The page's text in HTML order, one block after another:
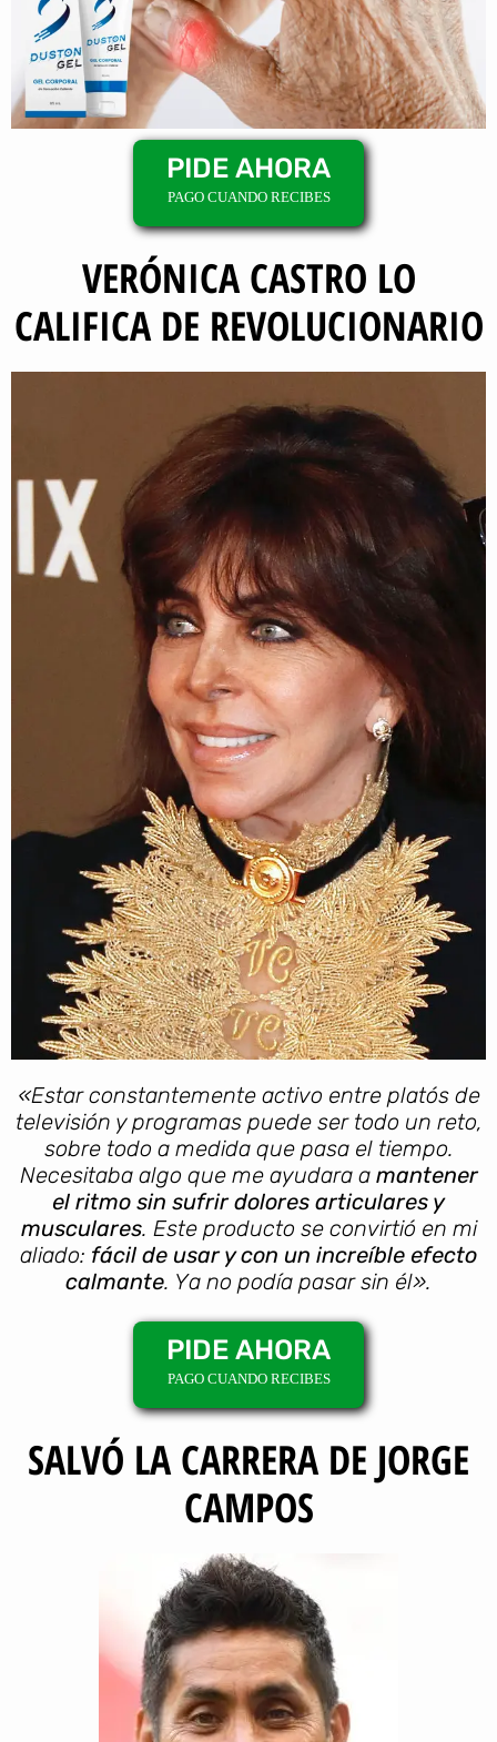
PIDE AHORA
PAGO CUANDO RECIBES
VERÓNICA CASTRO LO
CALIFICA DE REVOLUCIONARIO
«Estar constantemente activo entre platós de
televisión y programas puede ser todo un reto,
sobre todo a medida que pasa el tiempo.
Necesitaba algo que me ayudara a mantener
el ritmo sin sufrir dolores articulares y
musculares. Este producto se convirtió en mi
aliado: fácil de usar y con un increíble efecto
calmante. Ya no podía pasar sin él».
PIDE AHORA
PAGO CUANDO RECIBES
SALVÓ LA CARRERA DE JORGE
CAMPOS